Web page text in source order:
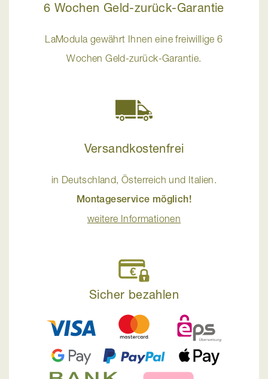
6 Wochen Geld-zurück-Garantie
LaModula gewährt Ihnen eine freiwillige 6
Wochen Geld-zurück-Garantie.
Versandkostenfrei
in Deutschland, Österreich und Italien.
Montageservice möglich!
weitere Informationen
Sicher bezahlen